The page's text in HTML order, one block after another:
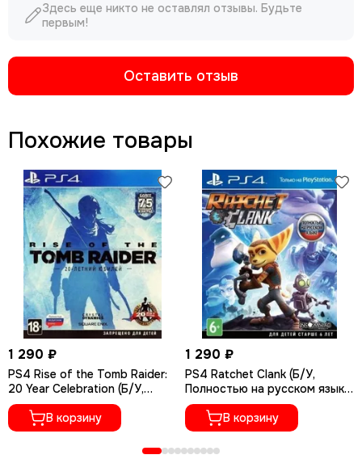
Здесь еще никто не оставлял отзывы. Будьте
первым!
Оставить отзыв
Похожие товары
1 290 ₽
PS4 Rise of the Tomb Raider:
20 Year Celebration (Б/У,
Полностью на русском языке,
CUSA-05716)
В корзину
1 290 ₽
PS4 Ratchet Сlank (Б/У,
Полностью на русском языке,
CUSA-01073)
В корзину